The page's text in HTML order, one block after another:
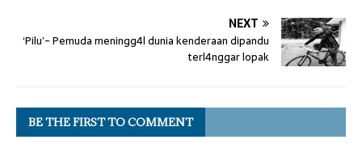
NEXT
‘Pilu’- Pemuda meningg4l dunia kenderaan dipandu
terl4nggar lopak
BE THE FIRST TO COMMENT